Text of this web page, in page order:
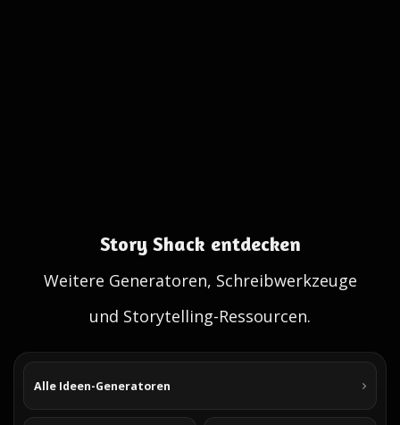
Story Shack entdecken
Weitere Generatoren, Schreibwerkzeuge
und Storytelling-Ressourcen.
Alle Ideen-Generatoren